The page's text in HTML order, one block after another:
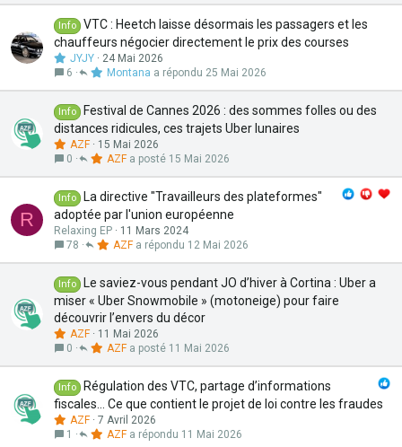
Info
VTC : Heetch laisse désormais les passagers et les
chauffeurs négocier directement le prix des courses
JYJY
24 Mai 2026
6
25 Mai 2026
Montana
Info
Festival de Cannes 2026 : des sommes folles ou des
distances ridicules, ces trajets Uber lunaires
AZF
15 Mai 2026
0
15 Mai 2026
AZF
R
Info
La directive "Travailleurs des plateformes"
adoptée par l'union européenne
Relaxing EP
11 Mars 2024
78
12 Mai 2026
AZF
Info
Le saviez-vous pendant JO d’hiver à Cortina : Uber a
miser « Uber Snowmobile » (motoneige) pour faire
découvrir l’envers du décor
AZF
11 Mai 2026
0
11 Mai 2026
AZF
Info
Régulation des VTC, partage d’informations
fiscales… Ce que contient le projet de loi contre les fraudes
AZF
7 Avril 2026
1
11 Mai 2026
AZF